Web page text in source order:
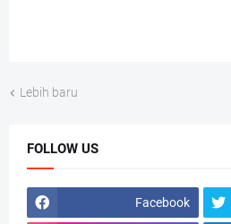
Lebih baru
FOLLOW US
Facebook